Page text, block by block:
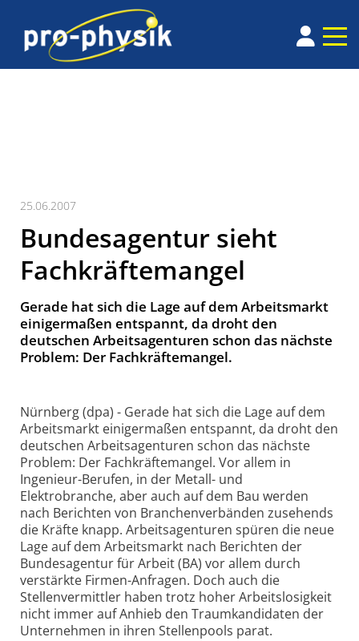
25.06.2007
Bundesagentur sieht
Fachkräftemangel
Gerade hat sich die Lage auf dem Arbeitsmarkt
einigermaßen entspannt, da droht den
deutschen Arbeitsagenturen schon das nächste
Problem: Der Fachkräftemangel.
Nürnberg (dpa) - Gerade hat sich die Lage auf dem
Arbeitsmarkt einigermaßen entspannt, da droht den
deutschen Arbeitsagenturen schon das nächste
Problem: Der Fachkräftemangel. Vor allem in
Ingenieur-Berufen, in der Metall- und
Elektrobranche, aber auch auf dem Bau werden
nach Berichten von Branchenverbänden zusehends
die Kräfte knapp. Arbeitsagenturen spüren die neue
Lage auf dem Arbeitsmarkt nach Berichten der
Bundesagentur für Arbeit (BA) vor allem durch
verstärkte Firmen-Anfragen. Doch auch die
Stellenvermittler haben trotz hoher Arbeitslosigkeit
nicht immer auf Anhieb den Traumkandidaten der
Unternehmen in ihren Stellenpools parat.